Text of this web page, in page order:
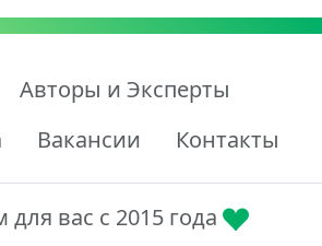
Авторы и Эксперты
Вакансии Контакты
для вас с 2015 года